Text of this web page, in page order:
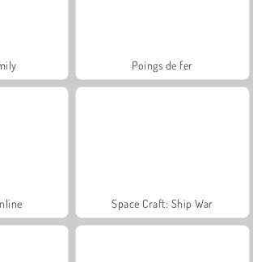
Poings de fer
Space Craft: Ship War